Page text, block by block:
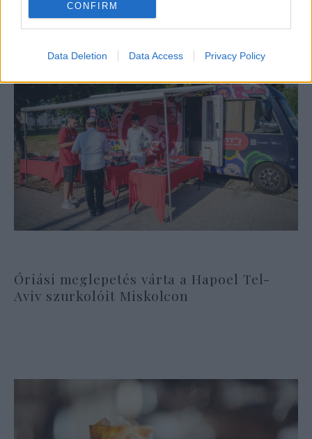
CONFIRM
Data Deletion Data Access Privacy Policy
Óriási meglepetés várta a Hapoel Tel-
Aviv szurkolóit Miskolcon